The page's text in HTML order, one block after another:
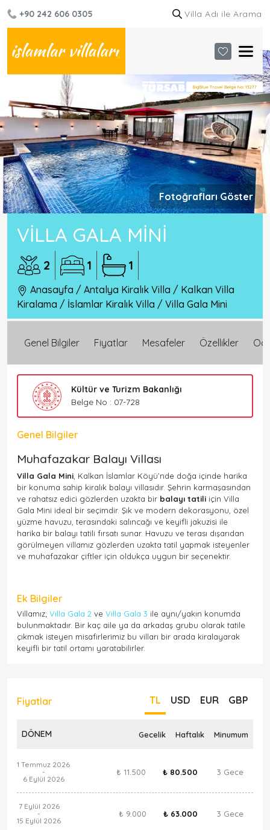
+90 242 606 0305
Fotoğrafları Göster
VILLA GALA MINI
2 1 1
Anasayfa / Antalya Kiralık Villa / Kalkan Villa
Kiralama / İslamlar Kiralık Villa / Villa Gala Mini
Genel Bilgiler Fiyatlar Mesafeler Özellikler
Kültür ve Turizm Bakanlığı
Belge No : 07-728
Genel Bilgiler
Muhafazakar Balayı Villası
Villa Gala Mini , Kalkan İslamlar Köyü’nde doğa içinde harika
bir konuma sahip kiralık balayı villasıdır. Şehrin karmaşasından
ve rahatsız edici gözlerden uzakta bir balayı tatili için Villa
Gala Mini ideal bir seçimdir. Şık ve modern dekorasyonu, özel
yüzme havuzu, terasındaki salıncağı ve keyifli jakuzisi ile
harika bir balayı tatili fırsatı sunar. Havuzu ve terası dışarıdan
görülmeyen villamız gözlerden uzakta tatil yapmak isteyenler
ve muhafazakar çiftler için oldukça uygun bir seçenektir.
Ek Bilgiler
Villamız; Villa Gala 2 ve Villa Gala 3 ile aynı/yakın konumda
bulunmaktadır. Bir kaç aile ya da arkadaş grubu olarak tatile
çıkmak isteyen misafirlerimiz bu vilları bir arada kiralayarak
keyifli bir tatil ortamı yaratabilirler.
Fiyatlar TL USD EUR GBP
DÖNEM Gecelik Haftalık Minumum
1 Temmuz 2026
-
6 Eylül 2026
₺ 11.500 ₺ 80.500 3 Gece
7 Eylül 2026
-
15 Eylül 2026
₺ 9.000 ₺ 63.000 3 Gece